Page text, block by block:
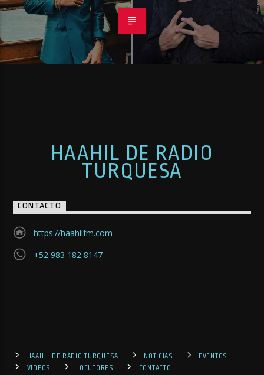
HAAHIL DE RADIO
TURQUESA
CONTACTO
https://haahilfm.com
+52 983 182 8147
HAAHIL DE RADIO TURQUESA NOTICIAS
EVENTOS
VIDEOS
LOCUTORES CONTACTO